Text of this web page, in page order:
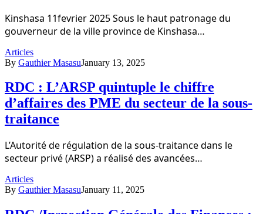
Kinshasa 11fevrier 2025 Sous le haut patronage du
gouverneur de la ville province de Kinshasa…
Articles
By Gauthier MasasuJanuary 13, 2025
RDC : L’ARSP quintuple le chiffre
d’affaires des PME du secteur de la sous-
traitance
L’Autorité de régulation de la sous-traitance dans le
secteur privé (ARSP) a réalisé des avancées…
Articles
By Gauthier MasasuJanuary 11, 2025